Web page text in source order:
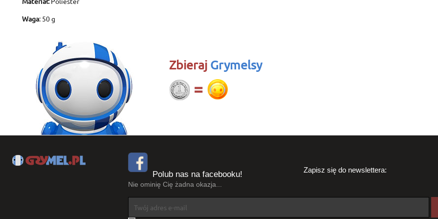
Waga: 50 g
Zbieraj Grymelsy
Polub nas na facebooku!
Nie ominię Cię żadna okazja...
Zapisz się do newslettera: